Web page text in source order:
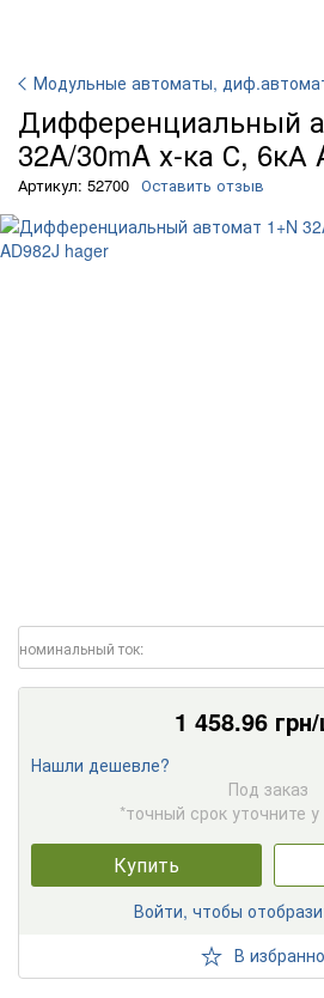
Модульные автоматы,
Дифференциальный
32A/30mA х-ка С, 6кА
Артикул: 52700 Оставить отзыв
номинальный ток:
1 458.96
Нашли дешевле?
Под заказ
*точный срок уточните
Купить
Войти, чтобы
В